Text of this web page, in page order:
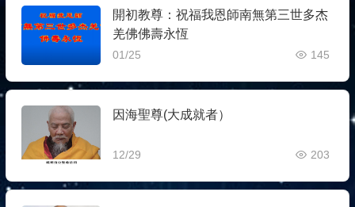
開初教尊：祝福我恩師南無第三世多杰
羌佛佛壽永恆
01/25 145
因海聖尊(大成就者）
12/29 203